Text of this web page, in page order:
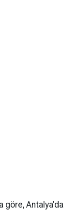
göre, Antalya'da